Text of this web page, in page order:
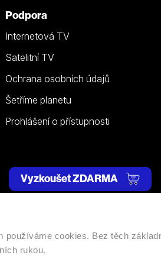
používáme cookies. Bez těch
rukou.
Podpora
Internetová TV
Satelitní TV
Ochrana osobních údajů
Šetříme planetu
Prohlášení o přístupnosti
Vyzkoušet ZDARMA
|Nastavení cookies